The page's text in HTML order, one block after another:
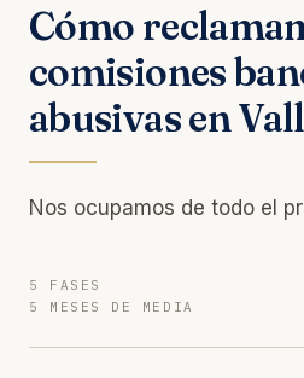
Cómo
comisiones
abusivas en
Nos ocupamos de todo el
5 FASES
5 MESES DE MEDIA